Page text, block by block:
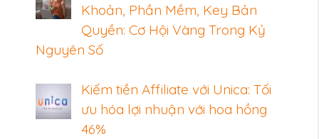
Khoản, Phần Mềm, Key Bản
Quyền: Cơ Hội Vàng Trong Kỷ
Nguyên Số
Kiếm tiền Affiliate với Unica: Tối
ưu hóa lợi nhuận với hoa hồng
46%